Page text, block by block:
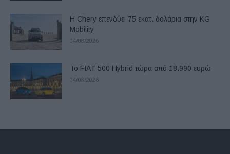
Η Chery επενδύει 75 εκατ. δολάρια στην KG
Mobility
04/08/2026
Το FIAT 500 Hybrid τώρα από 18.990 ευρώ
04/08/2026